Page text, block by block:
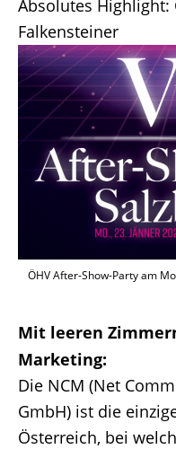
Absolutes Highlight:
Falkensteiner
ÖHV After-Show-Party am
Mit leeren
Marketing:
Die NCM (Net
GmbH) ist die
Österreich, bei